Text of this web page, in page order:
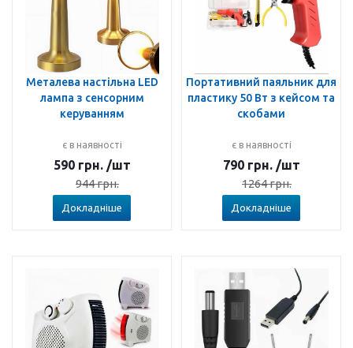
Металева настільна LED
лампа з сенсорним
керуванням
є в наявності
590 грн. /шт
944грн.
Докладніше
Портативний паяльник для
пластику 50 Вт з кейсом та
скобами
є в наявності
790 грн. /шт
1264грн.
Докладніше